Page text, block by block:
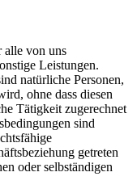
alle von uns
Leistungen.
natürliche Personen,
ohne dass diesen
Tätigkeit zugerechnet
sind
getreten
oder selbständigen